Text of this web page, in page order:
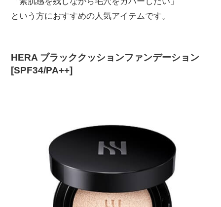
という方におすすめの人気アイテムです。
HERA ブラッククッションファンデーション
[SPF34/PA++]